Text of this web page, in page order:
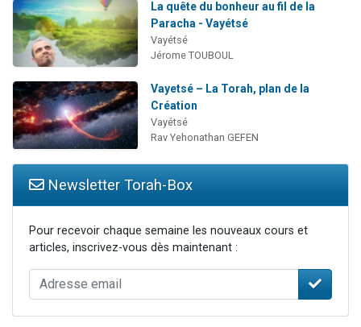
La quête du bonheur au fil de la
Paracha - Vayétsé
Vayétsé
Jérome TOUBOUL
Vayetsé – La Torah, plan de la
Création
Vayétsé
Rav Yehonathan GEFEN
Newsletter Torah-Box
Pour recevoir chaque semaine les nouveaux cours et
articles, inscrivez-vous dès maintenant :